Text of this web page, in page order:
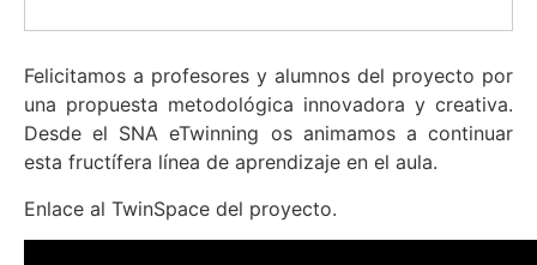
Felicitamos a profesores y alumnos del proyecto por
una propuesta metodológica innovadora y creativa.
Desde el SNA eTwinning os animamos a continuar
esta fructífera línea de aprendizaje en el aula.
Enlace al TwinSpace del proyecto.